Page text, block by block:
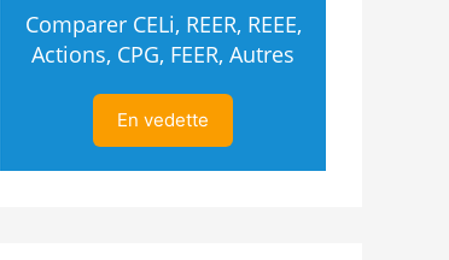
Comparer CELi, REER, REEE,
Actions, CPG, FEER, Autres
En vedette